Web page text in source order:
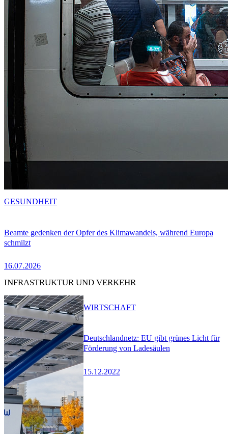
Beamte gedenken der Opfer des Klimawandels, während Europa
schmilzt
16.07.2026
GESUNDHEIT
INFRASTRUKTUR UND VERKEHR
Deutschlandnetz: EU gibt grünes Licht für
Förderung von Ladesäulen
15.12.2022
WIRTSCHAFT